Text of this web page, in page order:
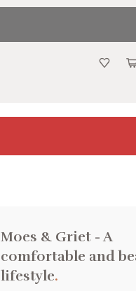
Moes & Griet - A
comfortable and
lifestyle.